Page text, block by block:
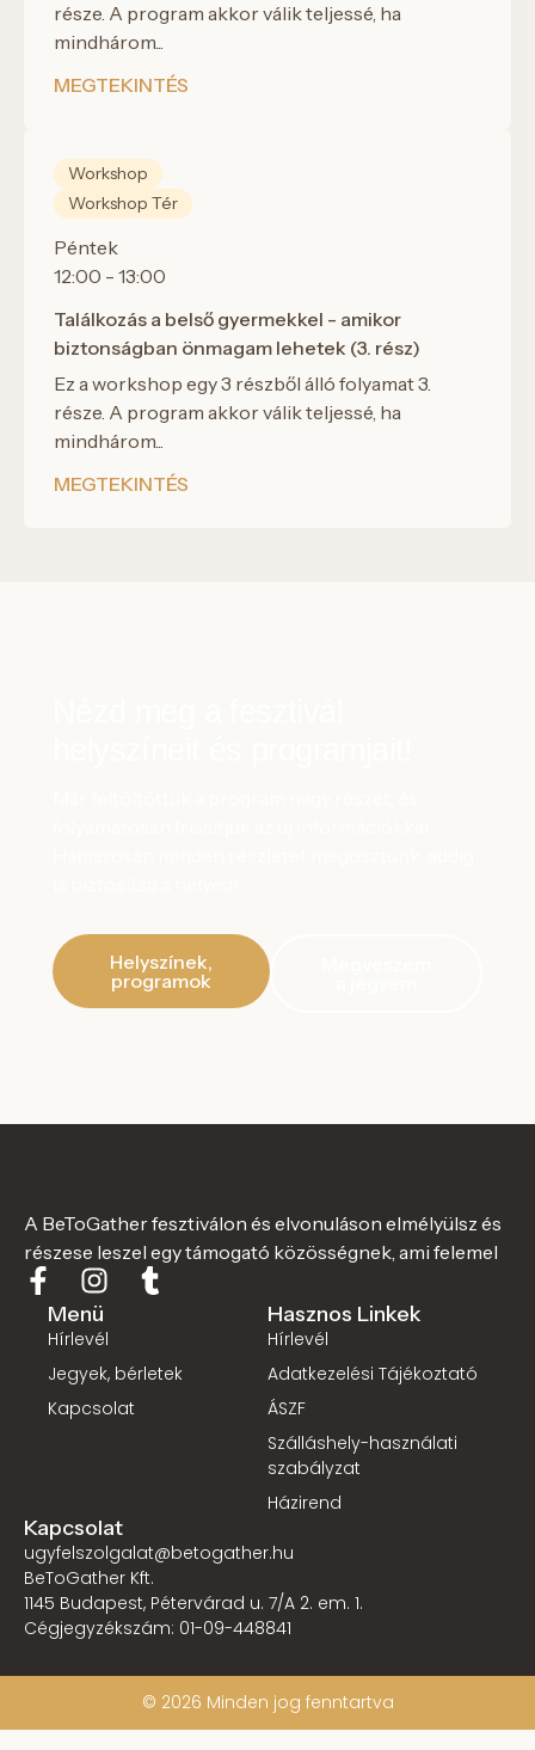
része. A program akkor válik teljessé, ha
mindhárom...
MEGTEKINTÉS
Workshop
Workshop Tér
Péntek
12:00 - 13:00
Találkozás a belső gyermekkel - amikor
biztonságban önmagam lehetek (3. rész)
Ez a workshop egy 3 részből álló folyamat 3.
része. A program akkor válik teljessé, ha
mindhárom...
MEGTEKINTÉS
Helyszínek,
programok
A BeToGather fesztiválon és elvonuláson elmélyülsz és
részese leszel egy támogató közösségnek, ami felemel
Menü
Hírlevél
Jegyek, bérletek
Kapcsolat
Hasznos Linkek
Hírlevél
Adatkezelési Tájékoztató
ÁSZF
Szálláshely-használati
szabályzat
Házirend
Kapcsolat
ugyfelszolgalat@betogather.hu
BeToGather Kft.
1145 Budapest, Pétervárad u. 7/A 2. em. 1.
Cégjegyzékszám: 01-09-448841
© 2026 Minden jog fenntartva